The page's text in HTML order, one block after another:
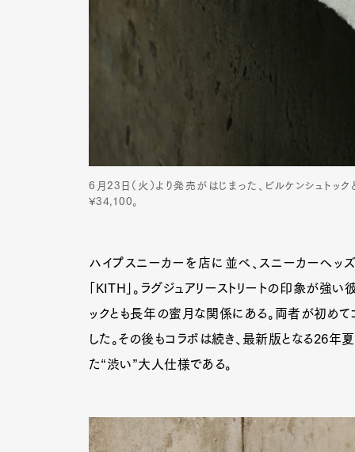
6月23日（火）より発売がはじまった、ビルケンシュトッ
¥34,100。
ハイプスニーカーを店に並べ、スニーカーヘ
「KITH」。ラグジュアリーストリートの印象が強
ックとも長年の蜜月な関係にある。両者が初め
した。その後もコラボは続き、最新版となる26
た“渋い”大人仕様である。